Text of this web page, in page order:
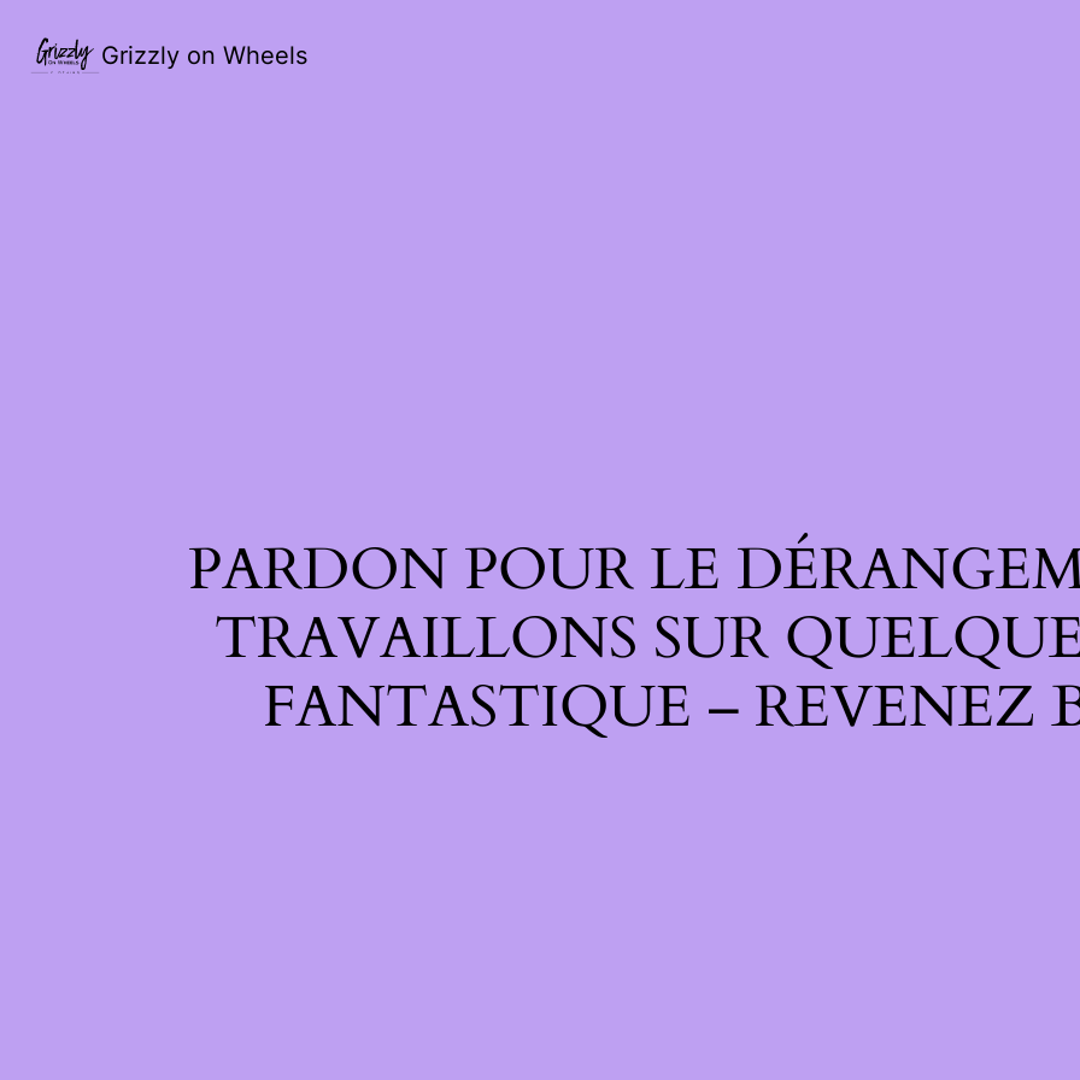
Grizzly on Wheels
PARDON POUR LE
TRAVAILLONS SUR
FANTASTIQUE – REVENEZ